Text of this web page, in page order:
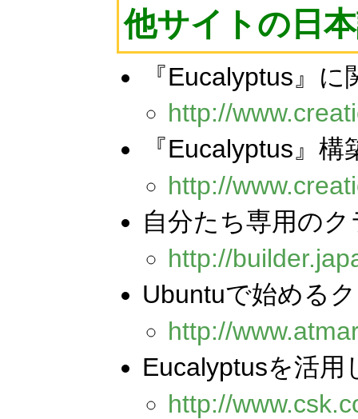
他サイトの日
『Eucalyptus』
http://
『Eucalyptus』
http://
自分たち専用の
http://
Ubuntuで始める
http://
Eucalyptusを活
http://